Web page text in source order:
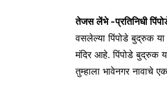
तेजस लेंभे -प्रतिनिधी
वसलेल्या पिंपोडे बुद्रुक या
मंदिर आहे. पिंपोडे बुद्रुक
तुम्हाला भावेनगर नावाचे